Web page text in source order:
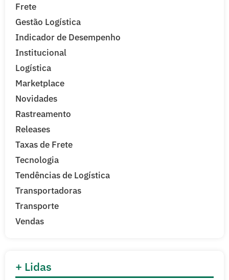
Frete
Gestão Logística
Indicador de Desempenho
Institucional
Logística
Marketplace
Novidades
Rastreamento
Releases
Taxas de Frete
Tecnologia
Tendências de Logística
Transportadoras
Transporte
Vendas
+ Lidas